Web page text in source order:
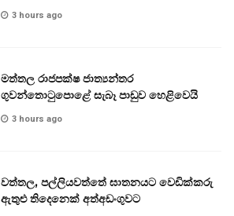
3 hours ago
මත්තල රාජපක්ෂ ජාත්‍යන්තර
ගුවන්තොටුපොළේ සැබෑ පාඩුව හෙළිවෙයි
3 hours ago
වත්තල, පල්ලියවත්තේ ඝාතනයට වෙඩික්කරු
ඇතුළු තිදෙනෙක් අත්අඩංගුවට